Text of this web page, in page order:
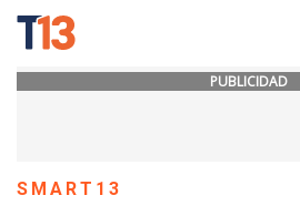
PUBLICIDAD
SMART13